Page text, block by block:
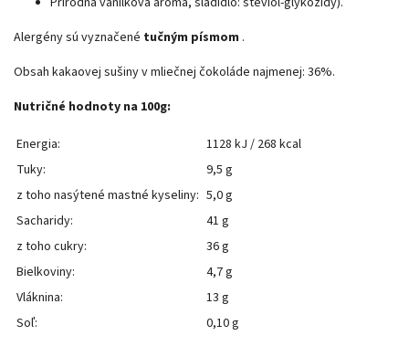
Alergény sú vyznačené tučným písmom .
Obsah kakaovej sušiny v mliečnej čokoláde najmenej: 36%.
Nutričné ​​hodnoty na 100g:
Energia:
1128 kJ / 268 kcal
Tuky:
9,5 g
z toho nasýtené mastné kyseliny: 5,0 g
Sacharidy:
41 g
z toho cukry:
36 g
Bielkoviny:
4,7 g
Vláknina:
13 g
Soľ:
0,10 g